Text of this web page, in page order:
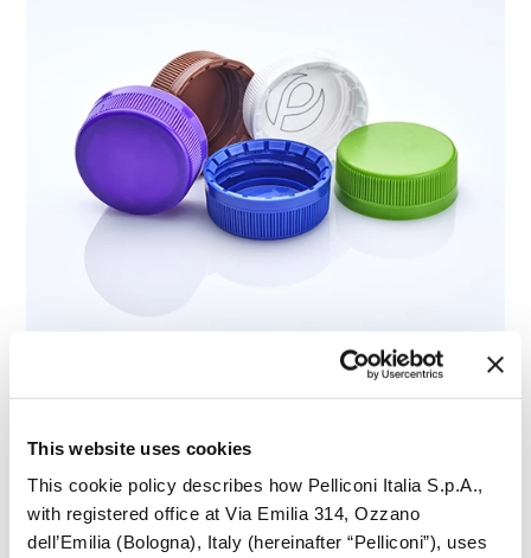
This website uses cookies
This cookie policy describes how Pelliconi Italia S.p.A.,
with registered office at Via Emilia 314, Ozzano
dell’Emilia (Bologna), Italy (hereinafter “Pelliconi”), uses
Successo l'Acquisizione degli Asset
Produttivi di Novembal in Nord
America
Ozzano dell'Emilia, 18 gennaio 2024 – Pelliconi & C.